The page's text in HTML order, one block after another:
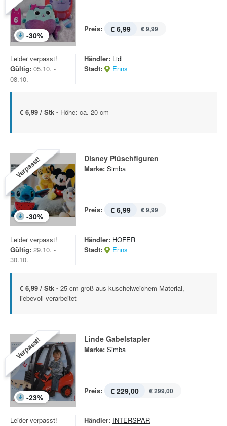
-30%
Preis: € 6,99 € 9,99
Leider verpasst!
Gültig: 05.10. -
08.10.
Händler: Lidl
Stadt:
Enns
€ 6,99 / Stk - Höhe: ca. 20 cm
Verpasst!
-30%
Disney Plüschfiguren
Marke: Simba
Preis: € 6,99 € 9,99
Leider verpasst!
Gültig: 29.10. -
30.10.
Händler: HOFER
Stadt:
Enns
€ 6,99 / Stk - 25 cm groß aus kuschelweichem Material,
liebevoll verarbeitet
Verpasst!
-23%
Linde Gabelstapler
Marke: Simba
Preis: € 229,00 € 299,00
Leider verpasst!
Händler: INTERSPAR